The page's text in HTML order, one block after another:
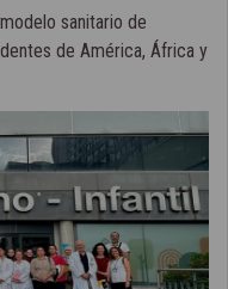
sanitario de
de América, África y